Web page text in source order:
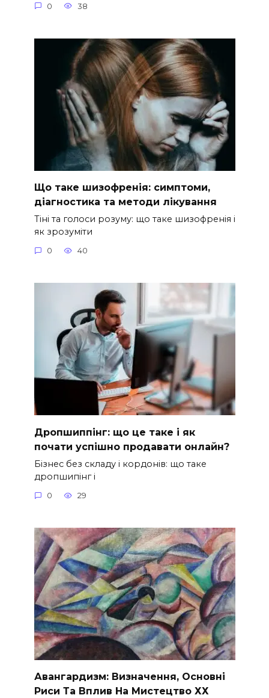
0 38
Що таке шизофренія: симптоми,
діагностика та методи лікування
Тіні та голоси розуму: що таке шизофренія і
як зрозуміти
0 40
Дропшиппінг: що це таке і як
почати успішно продавати онлайн?
Бізнес без складу і кордонів: що таке
дропшипінг і
0 29
Авангардизм: Визначення, Основні
Риси Та Вплив На Мистецтво ХХ